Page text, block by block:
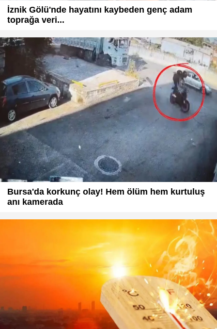
İznik Gölü'nde hayatını kaybeden genç adam
toprağa veri...
Bursa'da korkunç olay! Hem ölüm hem kurtuluş
anı kamerada